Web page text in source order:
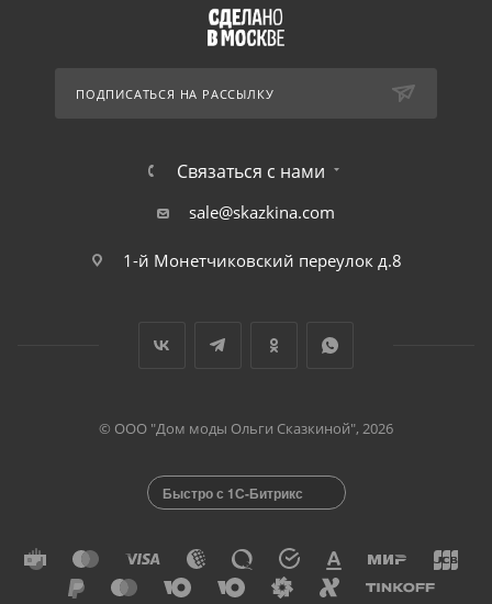
ПОДПИСАТЬСЯ НА РАССЫЛКУ
Связаться с нами
sale@skazkina.com
1-й Монетчиковский переулок д.8
© ООО "Дом моды Ольги Сказкиной", 2026
Быстро с 1С-Битрикс